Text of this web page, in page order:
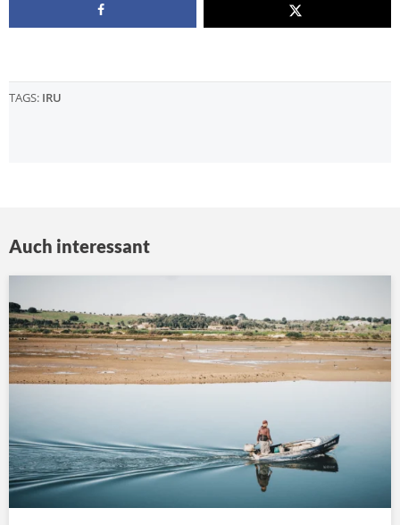
TAGS: IRU
Auch interessant